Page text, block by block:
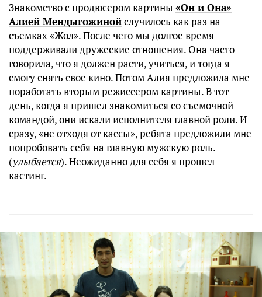
Знакомство с продюсером картины «Он и Она»
Алией Мендыгожинойслучилось как раз на
съемках «Жол». После чего мы долгое время
поддерживали дружеские отношения. Она часто
говорила, что я должен расти, учиться, и тогда я
смогу снять свое кино. Потом Алия предложила мне
поработать вторым режиссером картины. В тот
день, когда я пришел знакомиться со съемочной
командой, они искали исполнителя главной роли. И
сразу, «не отходя от кассы», ребята предложили мне
попробовать себя на главную мужскую роль.
(улыбается). Неожиданно для себя я прошел
кастинг.